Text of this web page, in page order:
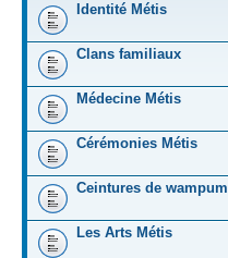
Identité Métis
Clans familiaux
Médecine Métis
Cérémonies Métis
Ceintures de wampum
Les Arts Métis